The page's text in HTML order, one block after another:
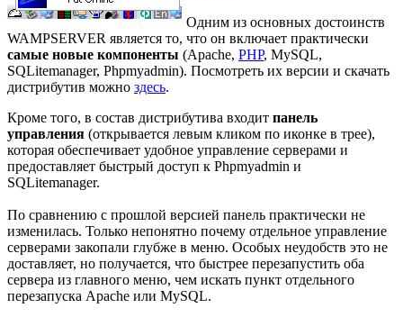
Одним из основных достоинств
WAMPSERVER является то, что он включает практически
самые новые компоненты (Apache, PHP, MySQL,
SQLitemanager, Phpmyadmin). Посмотреть их версии и скачать
дистрибутив можно здесь.
Кроме того, в состав дистрибутива входит панель
управления (открывается левым кликом по иконке в трее),
которая обеспечивает удобное управление серверами и
предоставляет быстрый доступ к Phpmyadmin и
SQLitemanager.
По сравнению с прошлой версией панель практически не
изменилась. Только непонятно почему отдельное управление
серверами закопали глубже в меню. Особых неудобств это не
доставляет, но получается, что быстрее перезапустить оба
сервера из главного меню, чем искать пункт отдельного
перезапуска Apache или MySQL.